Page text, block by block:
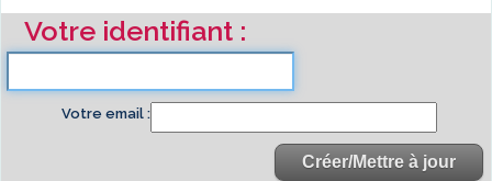
Votre identifiant
Votre email